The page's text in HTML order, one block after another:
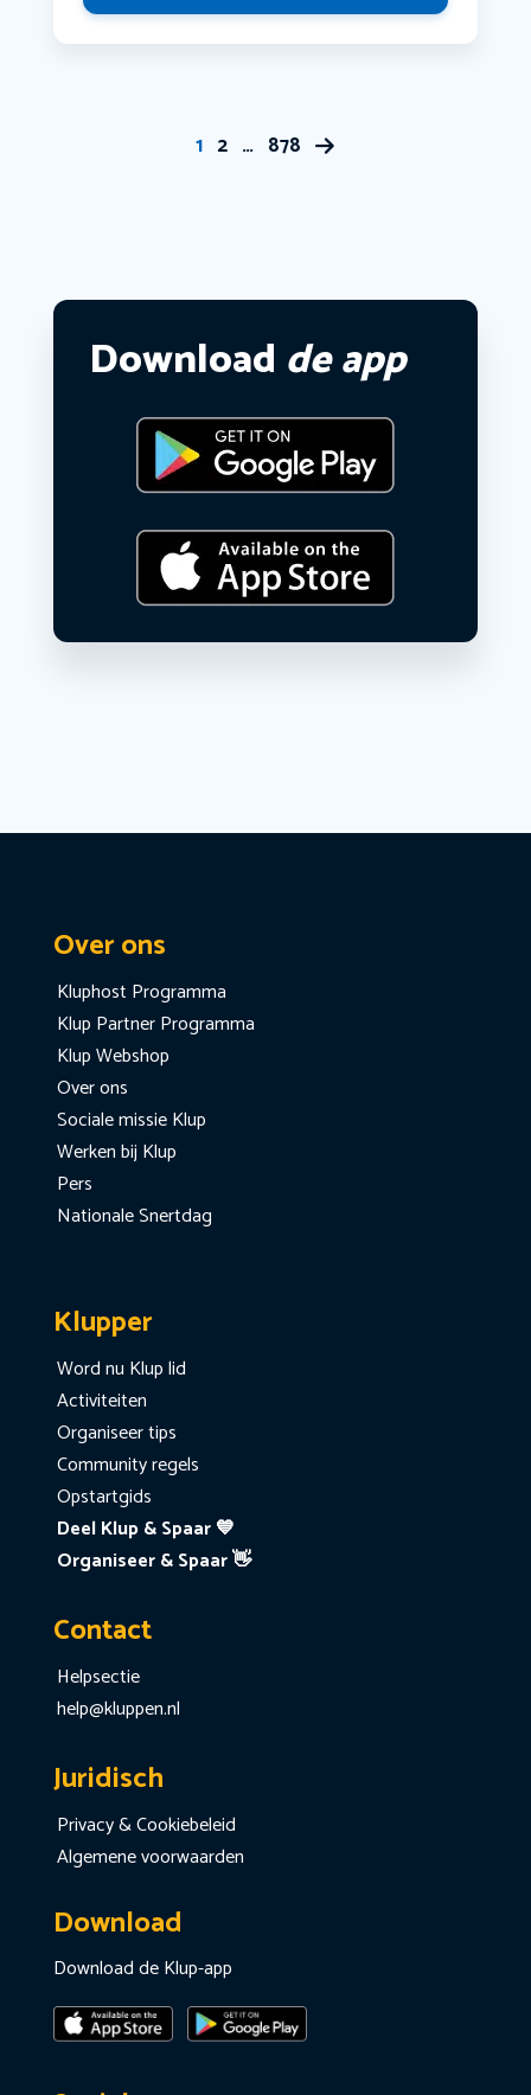
1 2 … 878
Download de app
Over ons
Kluphost Programma
Klup Partner Programma
Klup Webshop
Over ons
Sociale missie Klup
Werken bij Klup
Pers
Nationale Snertdag
Klupper
Word nu Klup lid
Activiteiten
Organiseer tips
Community regels
Opstartgids
Deel Klup & Spaar 💙
Organiseer & Spaar 👋
Contact
Helpsectie
help@kluppen.nl
Juridisch
Privacy & Cookiebeleid
Algemene voorwaarden
Download
Download de Klup-app